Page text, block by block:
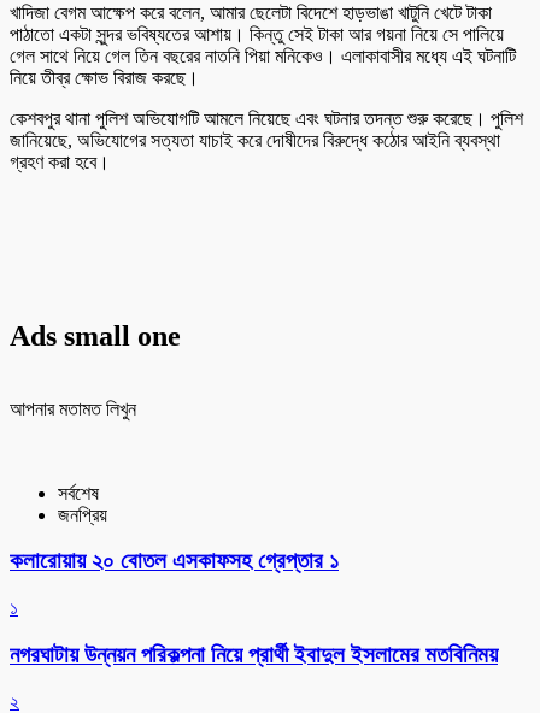
খাদিজা বেগম আক্ষেপ করে বলেন, আমার ছেলেটা বিদেশে হাড়ভাঙা খাটুনি খেটে টাকা
পাঠাতো একটা সুন্দর ভবিষ্যতের আশায়। কিন্তু সেই টাকা আর গয়না নিয়ে সে পালিয়ে
গেল সাথে নিয়ে গেল তিন বছরের নাতনি পিয়া মনিকেও। এলাকাবাসীর মধ্যে এই ঘটনাটি
নিয়ে তীব্র ক্ষোভ বিরাজ করছে।
কেশবপুর থানা পুলিশ অভিযোগটি আমলে নিয়েছে এবং ঘটনার তদন্ত শুরু করেছে। পুলিশ
জানিয়েছে, অভিযোগের সত্যতা যাচাই করে দোষীদের বিরুদ্ধে কঠোর আইনি ব্যবস্থা
গ্রহণ করা হবে।
Ads small one
আপনার মতামত লিখুন
সর্বশেষ
জনপ্রিয়
কলারোয়ায় ২০ বোতল এসকাফসহ গ্রেপ্তার ১
১
নগরঘাটায় উন্নয়ন পরিকল্পনা নিয়ে প্রার্থী ইবাদুল ইসলামের মতবিনিময়
২